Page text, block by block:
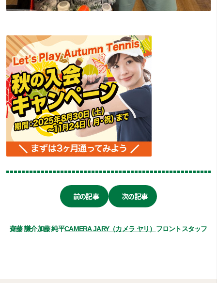
前の記事 次の記事
齋藤 謙介加藤 純平CAMERA JARY（カメラ ヤリ） フロントスタッフ